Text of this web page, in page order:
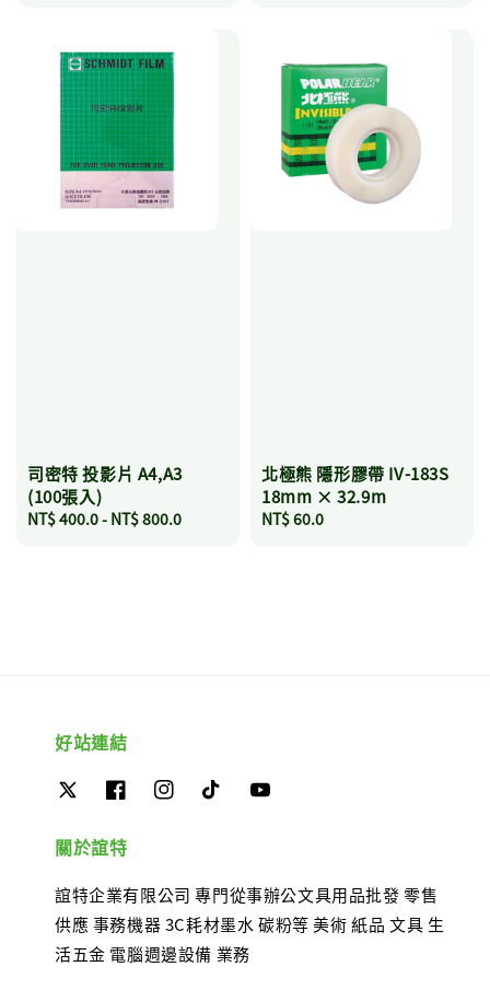
司密特 投影片 A4,A3
(100張入)
Regular
NT$ 400.0- NT$ 800.0
北極熊 隱形膠帶 IV-183S
18mm × 32.9m
Regular
NT$ 60.0
好站連結
關於誼特
誼特企業有限公司 專門從事辦公文具用品批發 零售
供應 事務機器 3C耗材墨水 碳粉等 美術 紙品 文具 生
活五金 電腦週邊設備 業務